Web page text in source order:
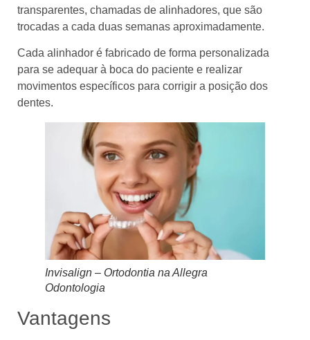
transparentes, chamadas de alinhadores, que são
trocadas a cada duas semanas aproximadamente.
Cada alinhador é fabricado de forma personalizada
para se adequar à boca do paciente e realizar
movimentos específicos para corrigir a posição dos
dentes.
Invisalign – Ortodontia na Allegra
Odontologia
Vantagens